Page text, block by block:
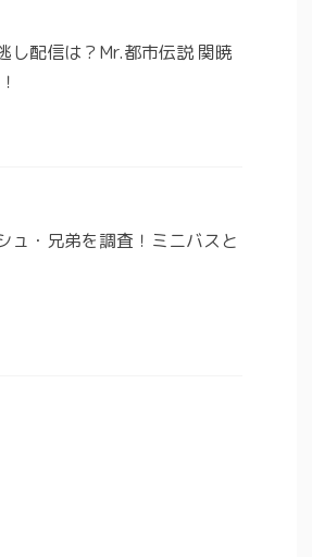
し配信は？Mr.都市伝説 関暁
ュ・兄弟を調査！ミニバスと